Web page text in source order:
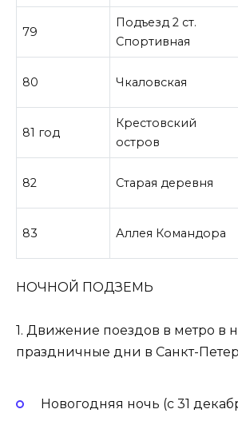
79
Подъезд 2 ст.
Спортивная
80 Чкаловская
81 год
Крестовский
остров
82 Старая деревня
83 Аллея Командора
НОЧНОЙ ПОДЗЕМЬ
1. Движение поездов в метро в
праздничные дни в Санкт-
Новогодняя ночь (с 31